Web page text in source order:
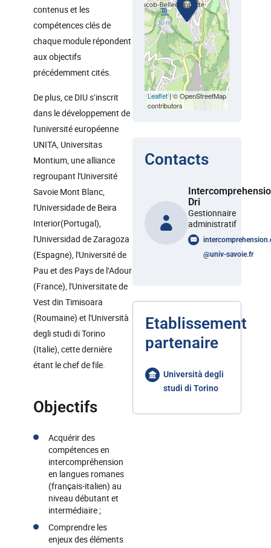
contenus et les
compétences clés de
chaque module répondent
aux objectifs
précédemment cités.
De plus, ce DIU s’inscrit
dans le développement de
l'université européenne
UNITA, Universitas
Montium, une alliance
regroupant l'Université
Savoie Mont Blanc,
l'Universidade de Beira
Interior(Portugal),
l'Universidad de Zaragoza
(Espagne), l'Université de
Pau et des Pays de l’Adour
(France), l'Universitate de
Vest din Timisoara
(Roumaine) et l'Università
degli studi di Torino
(Italie), cette dernière
étant le chef de file.
Objectifs
Acquérir des
compétences en
intercompréhension
en langues romanes
(français-italien) au
niveau débutant et
intermédiaire ;
Comprendre les
enjeux des éléments
Leaflet| © OpenStreetMap
contributors
Contacts
Dri
Gestionnaire
administratif
@univ-savoie.fr
Etablissement
partenaire
Università degli
studi di Torino